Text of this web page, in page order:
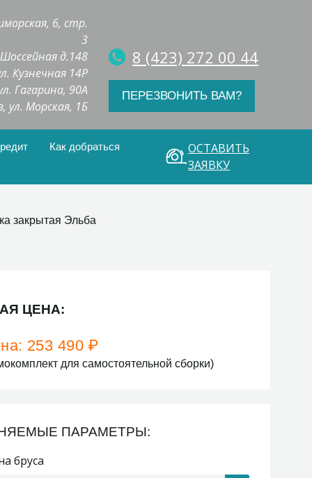
6, стр.
3
д.148
Кузнечная 14Р
Гагарина, 90А
ул. Морская, 1Б
8 (423) 272 00 44
ПЕРЕЗВОНИТЬ ВАМ?
Как добраться
ОСТАВИТЬ
ЗАЯВКУ
закрытая Эльба
ЦЕНА:
253 490₽
для самостоятельной сборки)
ПАРАМЕТРЫ:
бруса